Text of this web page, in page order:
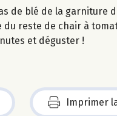
de blé de la garniture
du reste de chair à
et déguster !
Imprimer